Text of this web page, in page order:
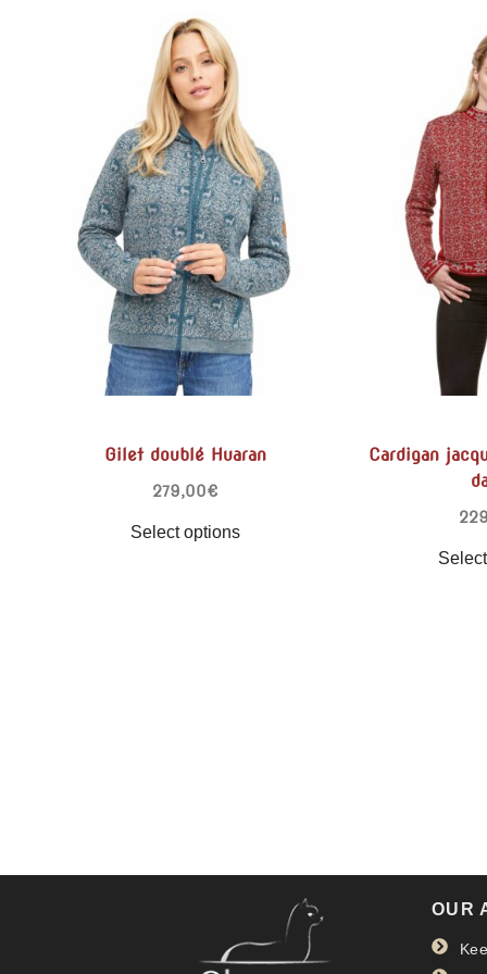
Gilet doublé Huaran
279,00€
Select options
Cardigan
OUR